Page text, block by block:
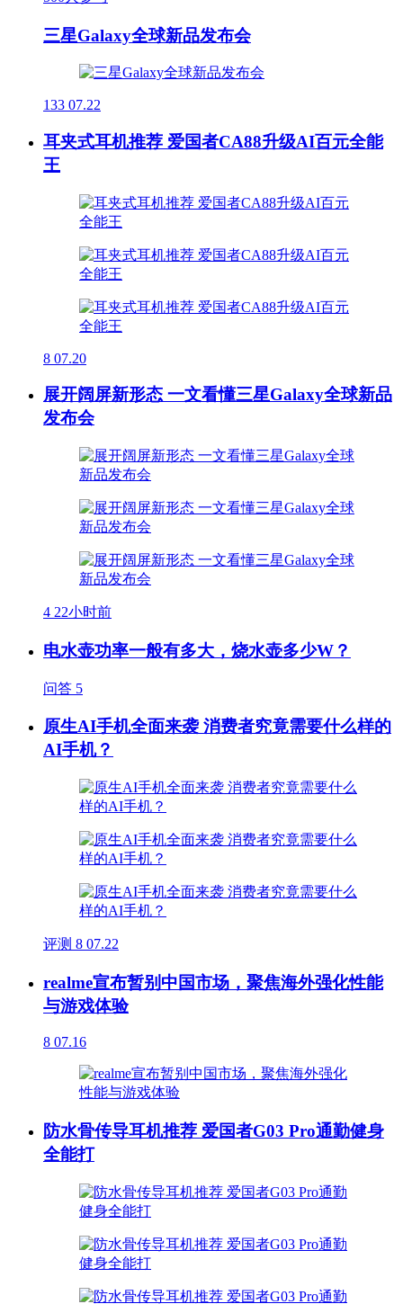
三星Galaxy全球新品发布会
133 07.22
耳夹式耳机推荐 爱国者CA88升级AI百元全能
王
8 07.20
展开阔屏新形态 一文看懂三星Galaxy全球新品
发布会
4 22小时前
电水壶功率一般有多大，烧水壶多少W？
问答 5
原生AI手机全面来袭 消费者究竟需要什么样的
AI手机？
评测 8 07.22
realme宣布暂别中国市场，聚焦海外强化性能
与游戏体验
8 07.16
防水骨传导耳机推荐 爱国者G03 Pro通勤健身
全能打